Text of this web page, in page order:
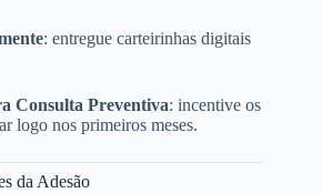
: entregue carteirinhas digitais
Consulta Preventiva: incentive os
logo nos primeiros meses.
da Adesão